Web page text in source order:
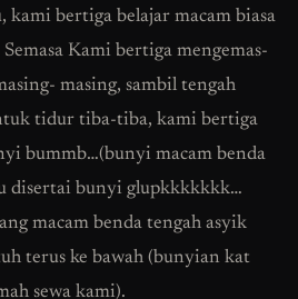
kami bertiga belajar macam biasa
Kami bertiga mengemas-
masing, sambil tengah
tidur tiba-tiba, kami bertiga
bummb…(bunyi macam benda
disertai bunyi glupkkkkkkk…
macam benda tengah asyik
terus ke bawah (bunyian kat
sewa kami).